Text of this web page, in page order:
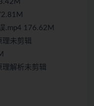
.mp4 176.62M
未剪辑
解析未剪辑